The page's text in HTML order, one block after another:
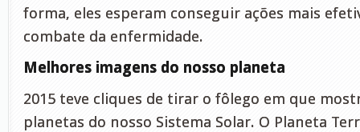
forma, eles esperam conseguir ações mais
combate da enfermidade.
Melhores imagens do nosso planeta
2015 teve cliques de tirar o fôlego em que
planetas do nosso Sistema Solar. O Planeta